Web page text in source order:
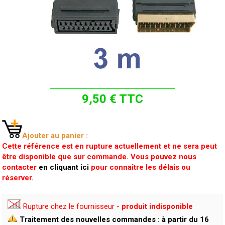
9,50 € TTC
Ajouter au panier :
Cette référence est en rupture actuellement et ne sera peut
être disponible que sur commande. Vous pouvez nous
contacter en cliquant ici pour connaître les délais ou
réserver.
Rupture chez le fournisseur - produit indisponible
Traitement des nouvelles commandes : à partir du 16